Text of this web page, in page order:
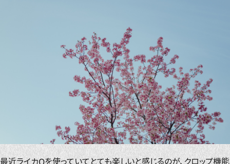
最近ライカQを使っていてとても楽しいと感じるのが、クロップ機能